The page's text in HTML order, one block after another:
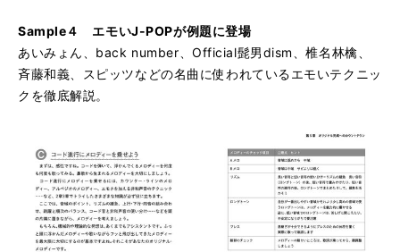
Sample４ エモいJ-POPが例題に登場
あいみょん、back number、Official髭男dism、椎名林檎、
斉藤和義、スピッツなどの名曲に使われているエモいテクニッ
クを徹底解説。